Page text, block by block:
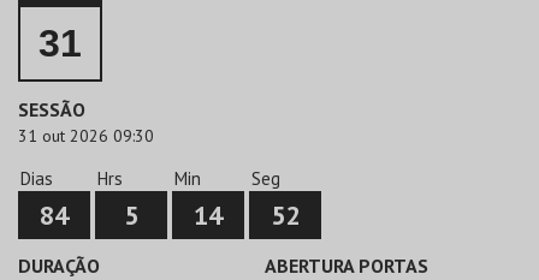
31
SESSÃO
31 out 2026 09:30
Dias
84
Hrs
5
Min
14
Seg
52
DURAÇÃO ABERTURA PORTAS